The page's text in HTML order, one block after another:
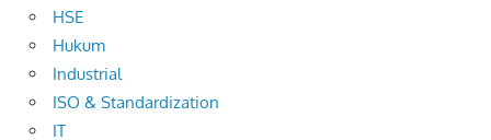
HSE
Hukum
Industrial
ISO & Standardization
IT